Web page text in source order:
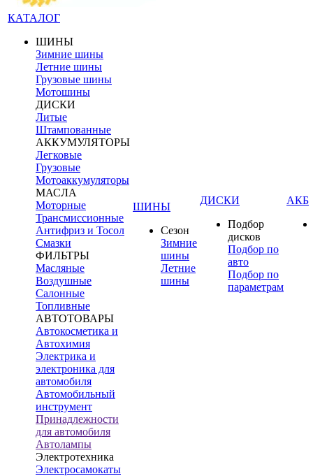
КАТАЛОГ
ШИНЫ
Зимние шины
Летние шины
Грузовые шины
Мотошины
ДИСКИ
Литые
Штампованные
АККУМУЛЯТОРЫ
Легковые
Грузовые
Мотоаккумуляторы
МАСЛА
Моторные
Трансмиссионные
Антифриз и Тосол
Смазки
ФИЛЬТРЫ
Масляные
Воздушные
Салонные
Топливные
АВТОТОВАРЫ
Автокосметика и
Автохимия
Электрика и
электроника для
автомобиля
Автомобильный
инструмент
Принадлежности
для автомобиля
Автолампы
Электротехника
Электросамокаты
ШИНЫ
Сезон
Зимние
шины
Летние
шины
ДИСКИ
Подбор
дисков
Подбор по
авто
Подбор по
параметрам
АКБ